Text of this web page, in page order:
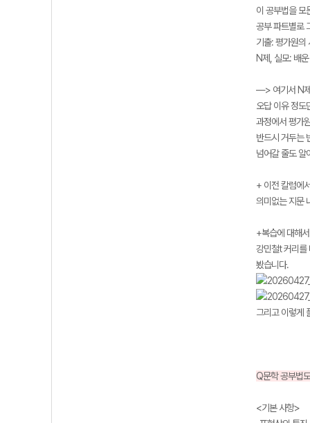
이 공부법을 모
공부 파트별로
기출: 평가원의
N제, 실모: 배
—> 여기서 N제
오답 이유 정도
과정에서 평가
반드시 거두는
넘어갈 줄도 알
+ 이전 칼럼에
의미없는 지문
+복습에 대해
강민철t 커리를
봤습니다.
그리고 이렇게
Q문학 공부법
<기본 사항>